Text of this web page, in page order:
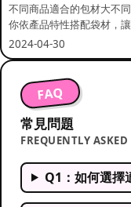
不同商品適合的包材大不
你依產品特性搭配袋材，
更安全。
2024-04-30
FAQ
常見問題
FREQUENTLY
Q1：如何選擇